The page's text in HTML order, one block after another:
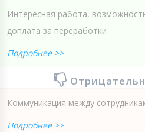
Интересная работа,
доплата за переработки
Подробнее >>
Коммуникация между
Подробнее >>